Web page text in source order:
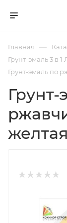
Главная —
Грунт-эмаль 3 в
Грунт-эмаль по